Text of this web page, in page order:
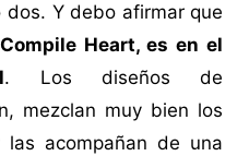
dos. Y debo afirmar que
Heart, es en el
. Los diseños de
mezclan muy bien los
acompañan de una